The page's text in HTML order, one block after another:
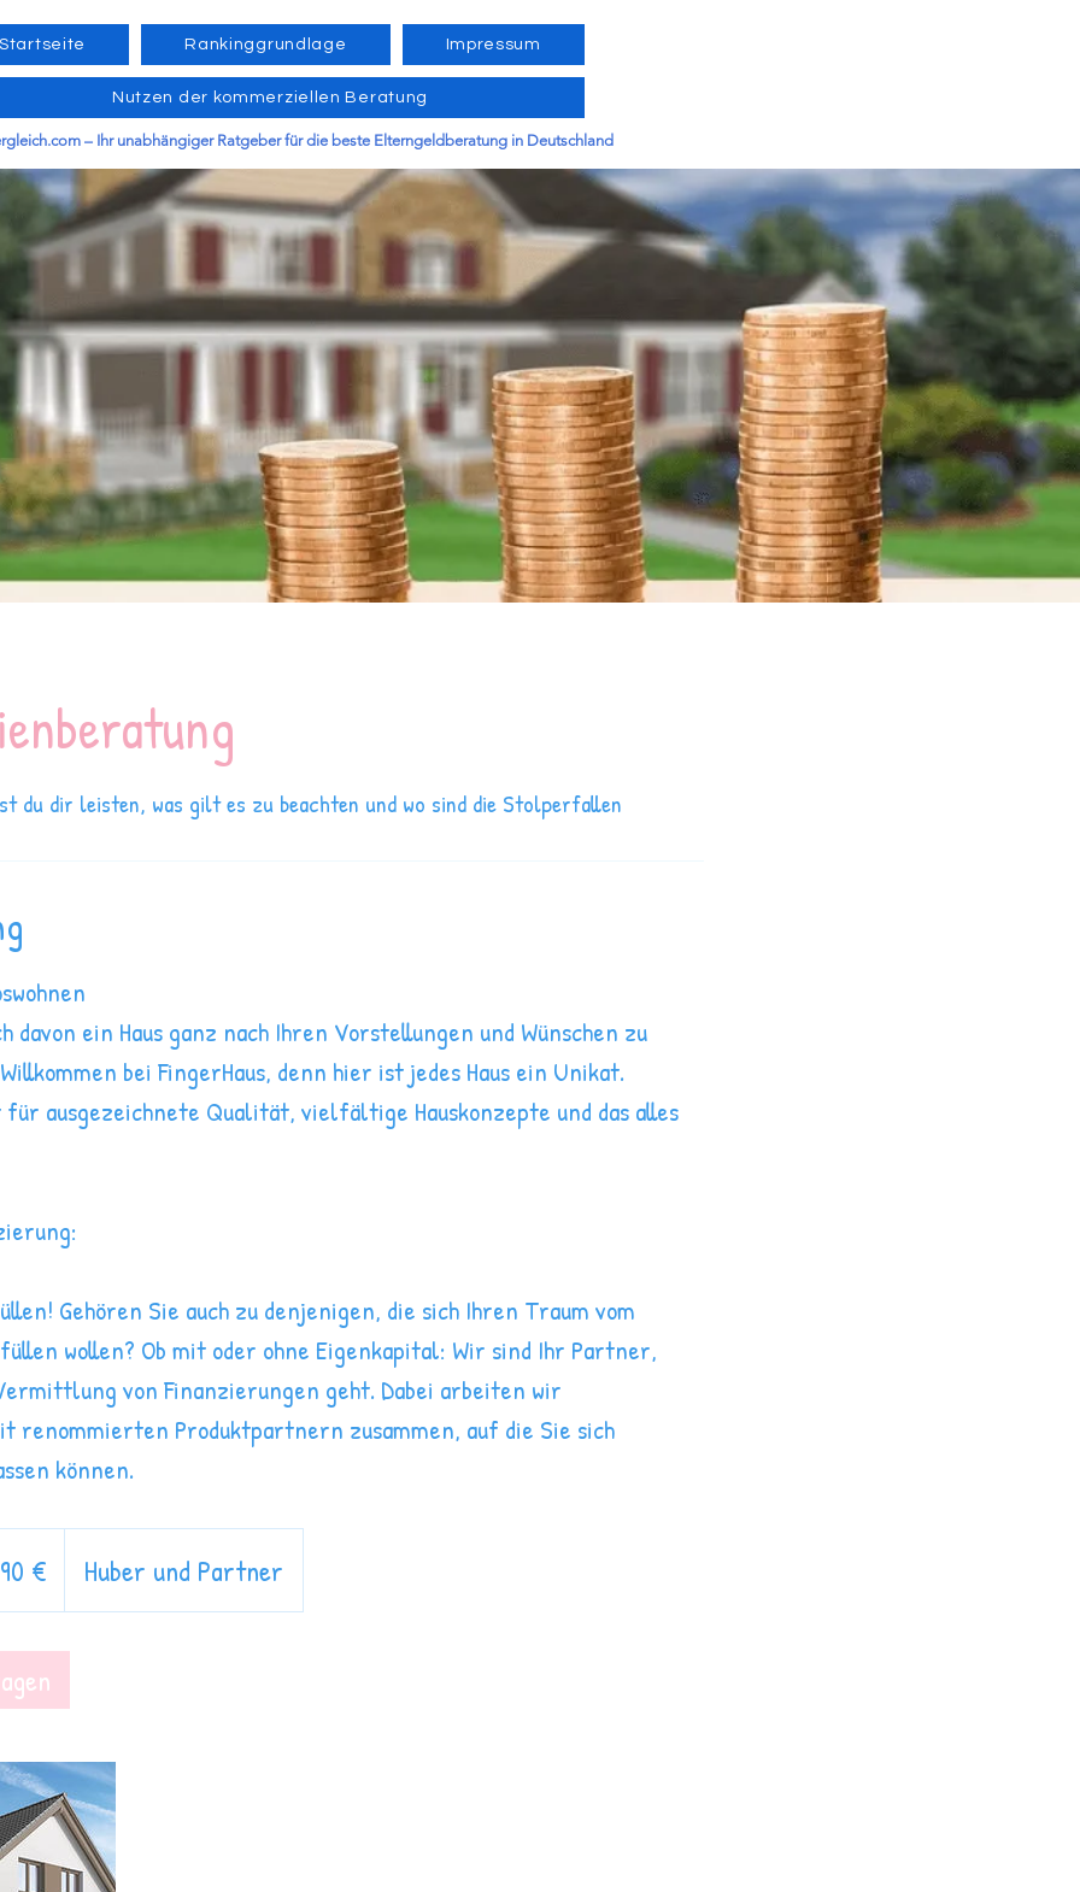
Startseite Rankinggrundlage Impressum
Nutzen der kommerziellen Beratung
– Ihr unabhängiger Ratgeber für die beste Elterngeldberatung in Deutschland
du dir leisten, was gilt es zu beachten und wo sind die Stolperfallen
davon ein Haus ganz nach Ihren Vorstellungen und Wünschen zu
bei FingerHaus, denn hier ist jedes Haus ein Unikat.
für ausgezeichnete Qualität, vielfältige Hauskonzepte und das alles
Gehören Sie auch zu denjenigen, die sich Ihren Traum vom
wollen? Ob mit oder ohne Eigenkapital: Wir sind Ihr Partner,
von Finanzierungen geht. Dabei arbeiten wir
renommierten Produktpartnern zusammen, auf die Sie sich
können.
€ Huber und Partner